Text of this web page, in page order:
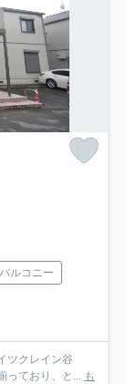
バルコニー
ツクレイン谷
っており、と... も